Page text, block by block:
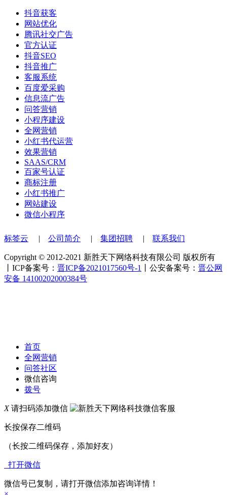
抖音获客
网站优化
腾讯社交广告
官方认证
抖音SEO
抖音推广
客服系统
百度爱采购
信息流广告
问答营销
小程序建设
全网营销
小红书代运营
效果营销
SAAS/CRM
百家号认证
商标注册
小红书推广
网站建设
微信小程序
标签云 公司简介 集团招聘 联系我们
Copyright © 2012-2021 新胜天下网络科技有限公司 版权所有
丨ICP备案号： 晋ICP备2021017560号-1 丨公安备案号： 晋公网
安备 14100202000384号
首页
全网营销
问答社区
微信咨询
拨号
X请扫码添加微信
长按保存二维码
（长按二维码保存，添加好友）
打开微信
微信号已复制，请打开微信添加咨询详情！